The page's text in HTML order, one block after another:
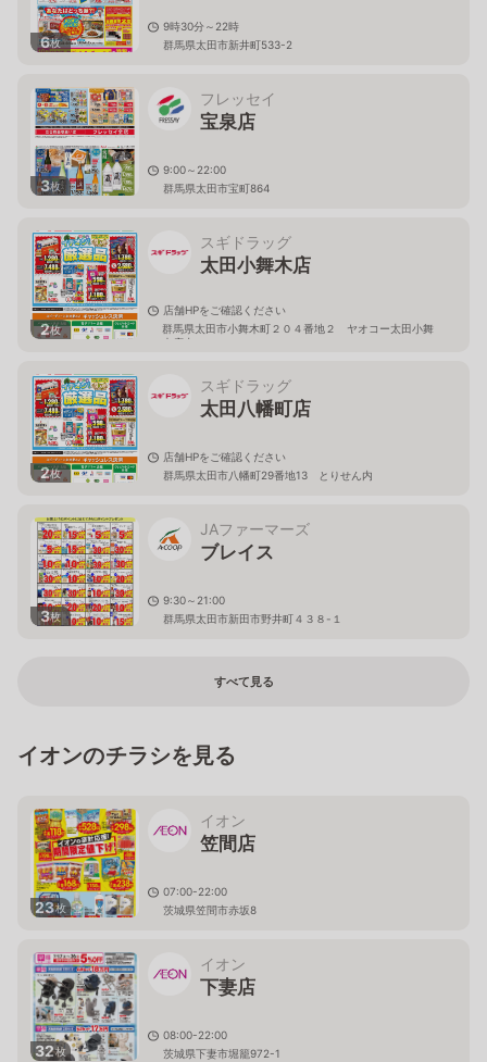
6枚
9時30分～22時
群馬県太田市新井町533-2
3枚
フレッセイ
宝泉店
9:00～22:00
群馬県太田市宝町864
2枚
スギドラッグ
太田小舞木店
店舗HPをご確認ください
群馬県太田市小舞木町２０４番地２ ヤオコー太田小舞
木店内
2枚
スギドラッグ
太田八幡町店
店舗HPをご確認ください
群馬県太田市八幡町29番地13 とりせん内
3枚
JAファーマーズ
ブレイス
9:30～21:00
群馬県太田市新田市野井町４３８-１
すべて見る
イオンのチラシを見る
23枚
イオン
笠間店
07:00-22:00
茨城県笠間市赤坂8
32枚
イオン
下妻店
08:00-22:00
茨城県下妻市堀籠972-1